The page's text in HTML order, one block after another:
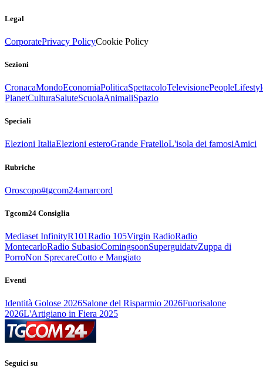
Legal
CorporatePrivacy PolicyCookie Policy
Sezioni
CronacaMondoEconomiaPoliticaSpettacoloTelevisionePeople
PlanetCulturaSaluteScuolaAnimaliSpazio
Speciali
Elezioni ItaliaElezioni esteroGrande FratelloL'isola dei famosiAmici
Rubriche
Oroscopo#tgcom24amarcord
Tgcom24 Consiglia
Mediaset InfinityR101Radio 105Virgin RadioRadio
MontecarloRadio SubasioComingsoonSuperguidatvZuppa di
PorroNon SprecareCotto e Mangiato
Eventi
Identità Golose 2026Salone del Risparmio 2026Fuorisalone
2026L'Artigiano in Fiera 2025
Seguici su